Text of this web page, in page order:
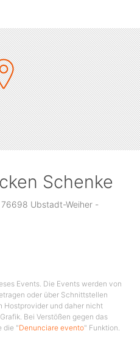
Schenke
Ubstadt-Weiher -
Events. Die Events werden von
oder über Schnittstellen
Hostprovider und daher nicht
Bei Verstößen gegen das
die "Denunciare evento" Funktion.